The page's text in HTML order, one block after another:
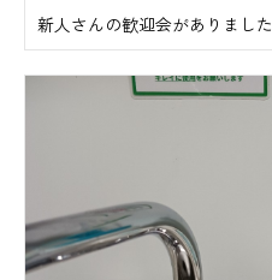
新人さんの歓迎会がありました